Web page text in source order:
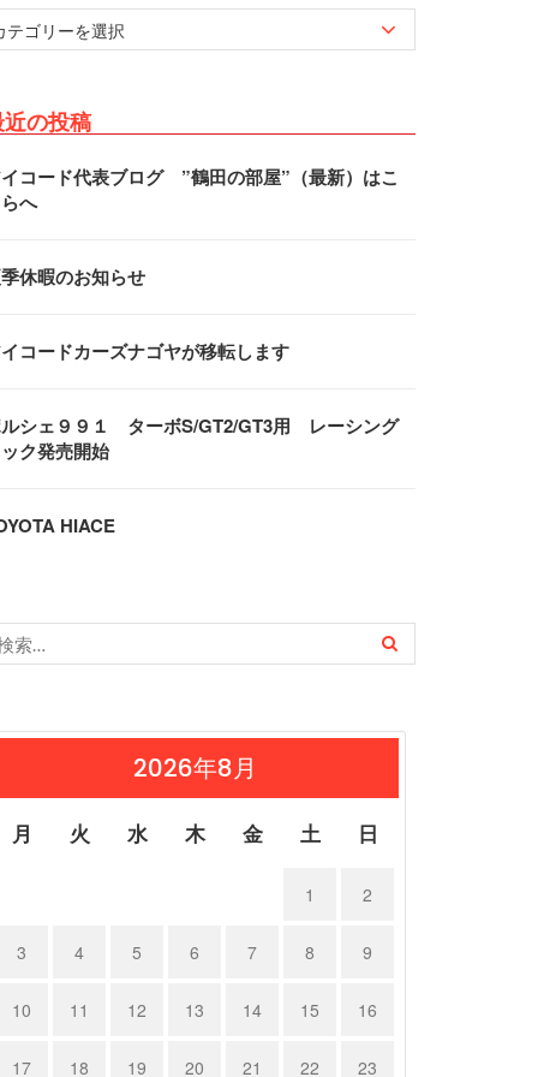
の投稿
コード代表ブログ ”鶴田の部屋”（最新）はこ
へ
休暇のお知らせ
コードカーズナゴヤが移転します
シェ９９１ ターボS/GT2/GT3用 レーシング
ク発売開始
HIACE
2026年8月
月 火 水 木 金 土 日
1 2
3 4 5 6 7 8 9
10 11 12 13 14 15 16
17 18 19 20 21 22 23